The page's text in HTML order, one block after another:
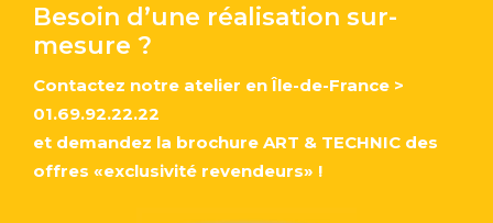
Besoin d’une réalisation sur-
mesure ?
Contactez notre atelier en Île-de-France >
01.69.92.22.22
et demandez la brochure ART & TECHNIC des
offres «exclusivité revendeurs» !